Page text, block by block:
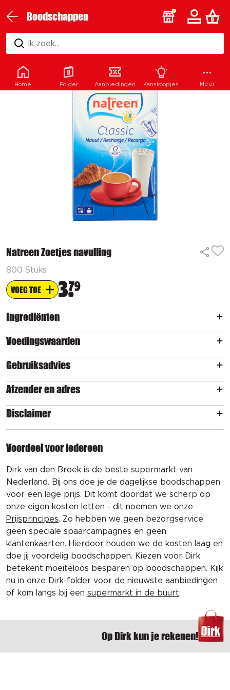
Boodschappen
Ik zoek...
Natreen Zoetjes navulling
800 Stuks
VOEG TOE 379
Ingrediënten
Voedingswaarden
Gebruiksadvies
Afzender en adres
Disclaimer
Voordeel voor iedereen
Dirk van den Broek is de beste supermarkt van
Nederland. Bij ons doe je de dagelijkse boodschappen
voor een lage prijs. Dit komt doordat we scherp op
onze eigen kosten letten - dit noemen we onze
Prijsprincipes. Zo hebben we geen bezorgservice,
geen speciale spaarcampagnes en geen
klantenkaarten. Hierdoor houden we de kosten laag en
doe jij voordelig boodschappen. Kiezen voor Dirk
betekent moeiteloos besparen op boodschappen. Kijk
nu in onze Dirk-folder voor de nieuwste aanbiedingen
of kom langs bij een supermarkt in de buurt.
Op Dirk kun je rekenen!
Home Folder Aanbiedingen Kanskoopjes Meer